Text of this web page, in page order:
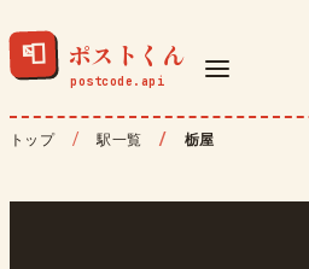
📮 ポストくん
トップ 駅一覧 栃屋